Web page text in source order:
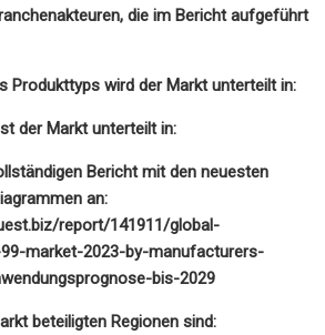
die im Bericht aufgeführt
Produkttyps wird der Markt unterteilt in:
der Markt unterteilt in:
Bericht mit den neuesten
an:
report/141911/global-
market-2023-by-manufacturers-
bis-2029
beteiligten Regionen sind: